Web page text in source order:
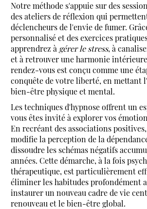
Notre méthode s'appuie sur des
des ateliers de réflexion qui
déclencheurs de l'envie de fumer.
personnalisé et des exercices
apprendrez à gérer le stress, à
et à retrouver une harmonie
rendez-vous est conçu comme une
conquête de votre liberté, en mettant
bien-être physique et mental.
Les techniques d'hypnose offrent un
vous êtes invité à explorer vos
En recréant des associations
modifie la perception de la
dissoudre les schémas négatifs
années. Cette démarche, à la fois
thérapeutique, est particulièrement
éliminer les habitudes profondément
instaurer un nouveau cadre de vie
renouveau et le bien-être global.